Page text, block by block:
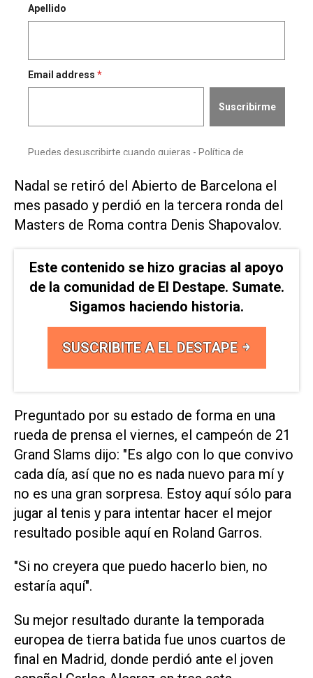
Nadal se retiró del Abierto de Barcelona el
mes pasado y perdió en la tercera ronda del
Masters de Roma contra Denis Shapovalov.
Este contenido se hizo gracias al apoyo
de la comunidad de El Destape. Sumate.
Sigamos haciendo historia.
SUSCRIBITE A EL DESTAPE
Preguntado por su estado de forma en una
rueda de prensa el viernes, el campeón de 21
Grand Slams dijo: "Es algo con lo que convivo
cada día, así que no es nada nuevo para mí y
no es una gran sorpresa. Estoy aquí sólo para
jugar al tenis y para intentar hacer el mejor
resultado posible aquí en Roland Garros.
"Si no creyera que puedo hacerlo bien, no
estaría aquí".
Su mejor resultado durante la temporada
europea de tierra batida fue unos cuartos de
final en Madrid, donde perdió ante el joven